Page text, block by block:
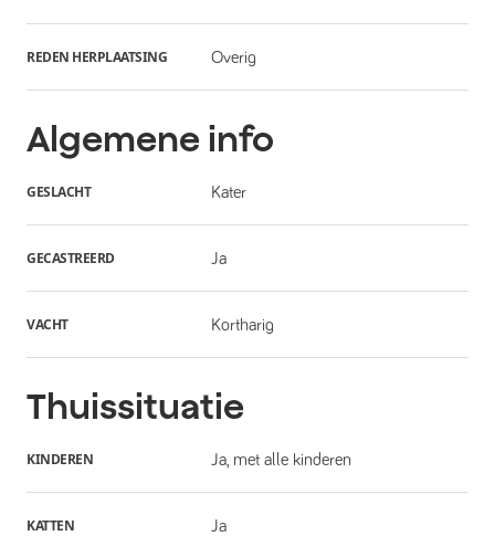
REDEN HERPLAATSING Overig
Algemene info
GESLACHT Kater
GECASTREERD Ja
VACHT Kortharig
Thuissituatie
KINDEREN Ja, met alle kinderen
KATTEN Ja